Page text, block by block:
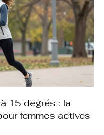
15 degrés : la
femmes actives